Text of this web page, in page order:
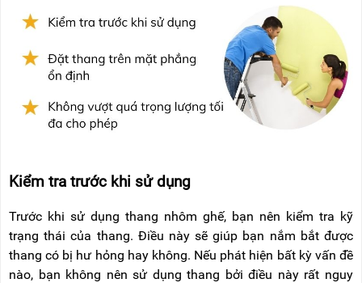
Kiểm tra trước khi sử dụng
Trước khi sử dụng thang nhôm ghế, bạn nên kiểm tra kỹ
trạng thái của thang. Điều này sẽ giúp bạn nắm bắt được
thang có bị hư hỏng hay không. Nếu phát hiện bất kỳ vấn đề
nào, bạn không nên sử dụng thang bởi điều này rất nguy